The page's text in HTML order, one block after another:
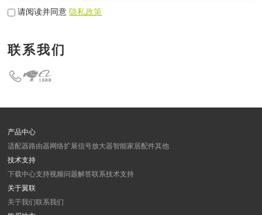
请阅读并同意隐私政策
联系我们
产品中心
适配器路由器 网络扩展信号放大器智能家居配件其他
技术支持
下载中心支持视频问题解答联系技术支持
关于翼联
关于我们联系我们